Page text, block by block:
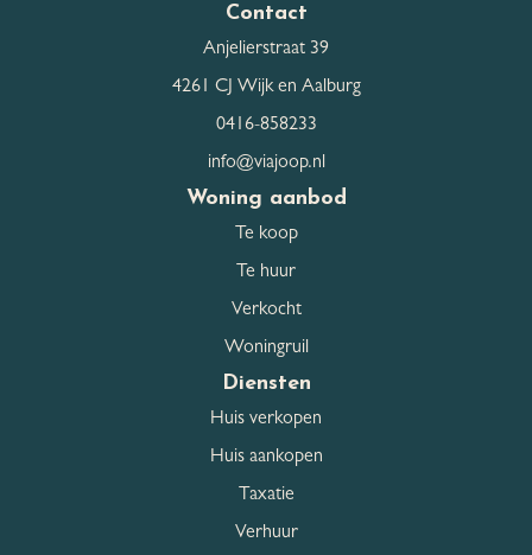
Contact
Anjelierstraat 39
4261 CJ Wijk en Aalburg
0416-858233
info@viajoop.nl
Woning aanbod
Te koop
Te huur
Verkocht
Woningruil
Diensten
Huis verkopen
Huis aankopen
Taxatie
Verhuur